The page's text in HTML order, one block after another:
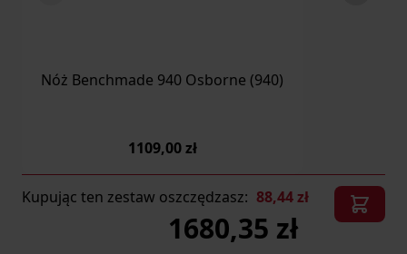
Nóż Benchmade 940 Osborne (940)
1109,00 zł
Kupując ten zestaw oszczędzasz: 88,44 zł
1680,35 zł